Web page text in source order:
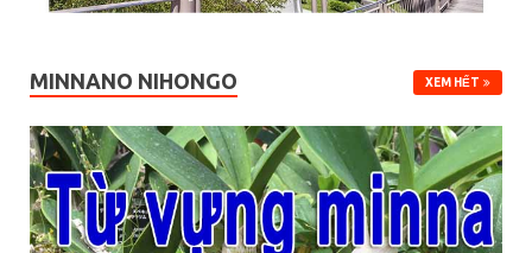
MINNANO NIHONGO XEM HẾT